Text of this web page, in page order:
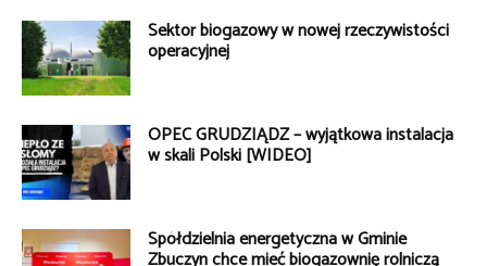
Sektor biogazowy w nowej rzeczywistości
operacyjnej
OPEC GRUDZIĄDZ – wyjątkowa instalacja
w skali Polski [WIDEO]
Spółdzielnia energetyczna w Gminie
Zbuczyn chce mieć biogazownię rolniczą